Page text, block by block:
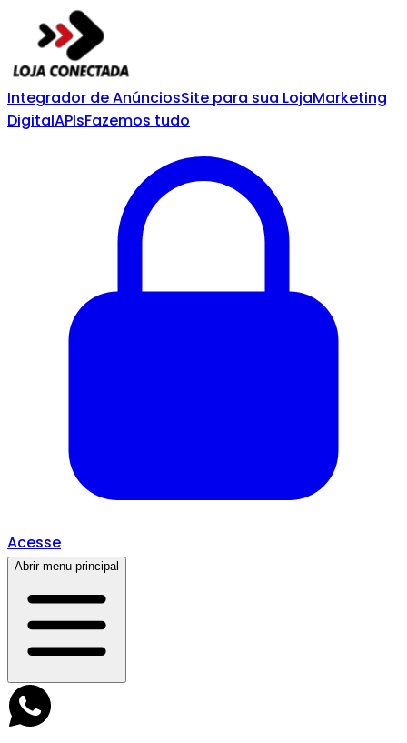
Integrador de AnúnciosSite para sua LojaMarketing
DigitalAPIsFazemos tudo
Acesse
Abrir menu principal